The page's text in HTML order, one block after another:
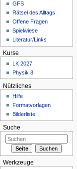
GFS
Rätsel des Alltags
Offene Fragen
Spielwiese
Literatur/Links
Kurse
LK 2027
Physik 8
Nützliches
Hilfe
Formatvorlagen
Bilderliste
Suche
Werkzeuge